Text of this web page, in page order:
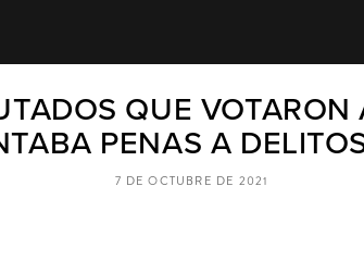
QUE
PENAS A
7 DE OCTUBRE DE 2021